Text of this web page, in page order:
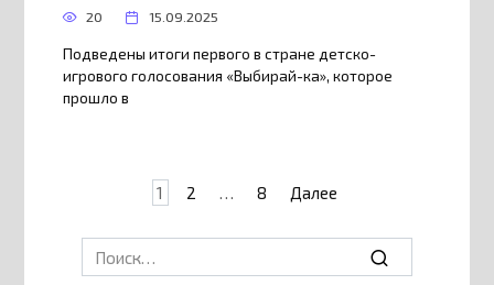
20 15.09.2025
Подведены итоги первого в стране детско-
игрового голосования «Выбирай-ка», которое
прошло в
1 2 … 8 Далее
Search
for: